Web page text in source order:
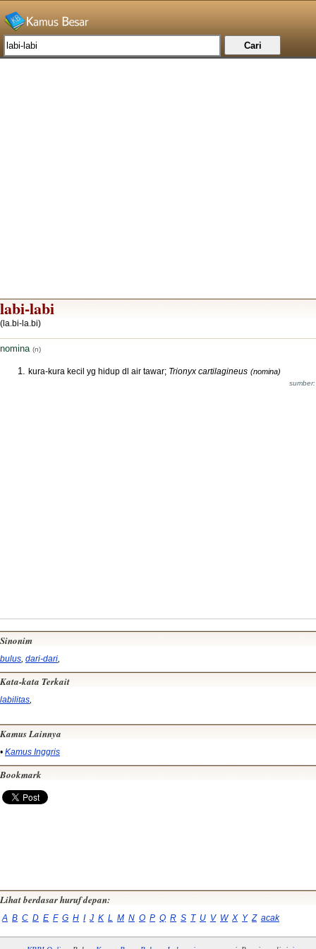
labi-labi
(la.bi-la.bi)
nomina (n)
kura-kura kecil yg hidup dl air tawar; Trionyx cartilagineus (nomina)
Sinonim
bulus dari-dari
Kata-kata Terkait
labilitas,
Kamus Lainnya
• Kamus Inggris
Bookmark
Lihat berdasar huruf depan:
A B C D E F G H I J K L M N O P Q R S T U V W X Y Z acak